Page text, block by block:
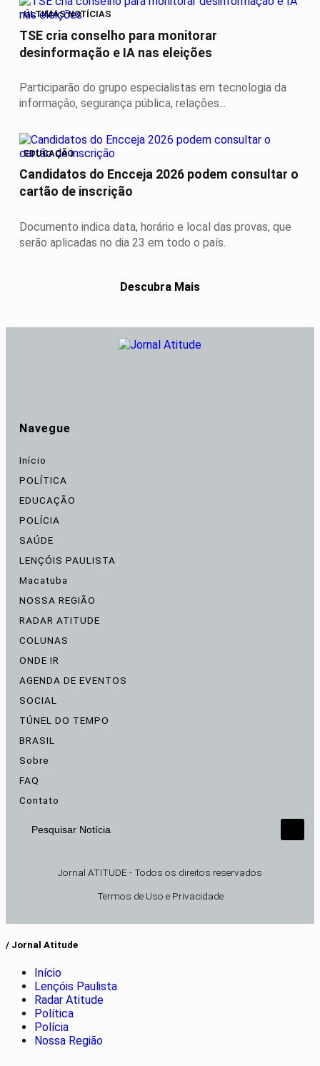
ÚLTIMAS NOTÍCIAS
TSE cria conselho para monitorar
desinformação e IA nas eleições
Participarão do grupo especialistas em tecnologia da
informação, segurança pública, relações...
EDUCAÇÃO
Candidatos do Encceja 2026 podem consultar o
cartão de inscrição
Documento indica data, horário e local das provas, que
serão aplicadas no dia 23 em todo o país.
Descubra Mais
Navegue
Início
POLÍTICA
EDUCAÇÃO
POLÍCIA
SAÚDE
LENÇÓIS PAULISTA
Macatuba
NOSSA REGIÃO
RADAR ATITUDE
COLUNAS
ONDE IR
AGENDA DE EVENTOS
SOCIAL
TÚNEL DO TEMPO
BRASIL
Sobre
FAQ
Contato
Pesquisar Notícia
Jornal ATITUDE - Todos os direitos reservados
Termos de Uso e Privacidade
/ Jornal Atitude
Início
Lençóis Paulista
Radar Atitude
Política
Polícia
Nossa Região